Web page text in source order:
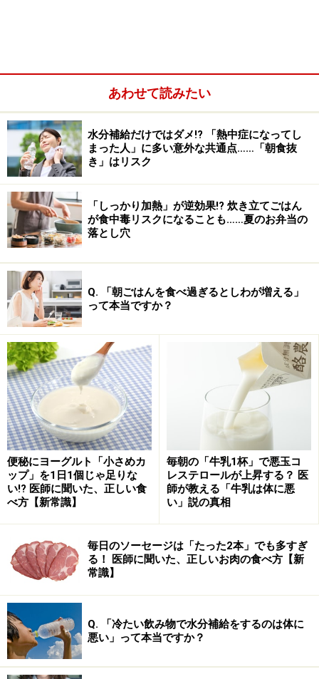
2025年に発表された論文によると、緑茶を飲む習慣があ
る人ほど、脳の健康状態がよい
した。
この研究は、日本各地の8766人を対象にした「JPSC-
AD（健康長寿社会の実現を目指した大規模認知症コホー
ト研究）」の一環として行われたものです。
注目されたのは、MRI検査で確認される「大脳白質病
変」です。これは簡単に言うと、脳の血管の老化によっ
て現れる小さな傷やシミのようなもので、血管性認知症
やアルツハイマー病の独立したリスク因子と考えられて
います。
調査の結果、以下のことが明らかになりました。
緑茶の摂取量が多いほど、大脳白質病変の容積が有
意に小さい
1日3杯（約600ml）以上飲む人は、1杯未満の人に比
意な差が見られなかった
るという観点では、コーヒーよりも緑茶が優位である可
能性が示唆されたわけです。まだ、「関連性がある」こ
とにとどまっており、因果関係が完全に証明されたわけ
ではありませんが、実に興味深い結果と言えるでしょ
あわせて読みたい
水分補給だけではダメ!? 「熱中症になってし
まった人」に多い意外な共通点……「朝食抜
き」はリスク
「しっかり加熱」が逆効果!? 炊き立てごはん
が食中毒リスクになることも……夏のお弁当の
落とし穴
Q. 「朝ごはんを食べ過ぎるとしわが増える」
って本当ですか？
便秘にヨーグルト「小さめカ
ップ」を1日1個じゃ足りな
い!? 医師に聞いた、正しい食
べ方【新常識】
毎朝の「牛乳1杯」で悪玉コ
レステロールが上昇する？ 医
師が教える「牛乳は体に悪
い」説の真相
毎日のソーセージは「たった2本」でも多すぎ
る！ 医師に聞いた、正しいお肉の食べ方【新
常識】
Q. 「冷たい飲み物で水分補給をするのは体に
悪い」って本当ですか？